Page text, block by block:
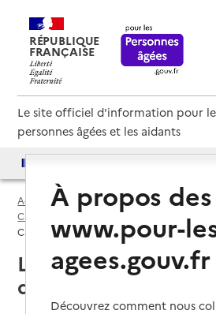
RÉPUBLIQUE
FRANÇAISE
Le site officiel d'information pour
personnes âgées et les aidants
Accueil
Espace annuaire
Caisses d’allocations familiales (caf) par
Caisse d’allocations familiales (CAF)
Lot (46) : liste des 3
d’allocations
À propos
www.pour-
agees.gouv.fr
Découvrez comment nous